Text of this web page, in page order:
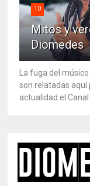
10
Mitos y
Diomedes
La fuga del
son relatadas aquí
actualidad el Canal